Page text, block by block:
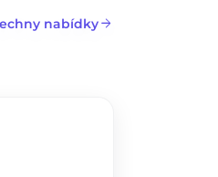
nabídkyarrow_forward